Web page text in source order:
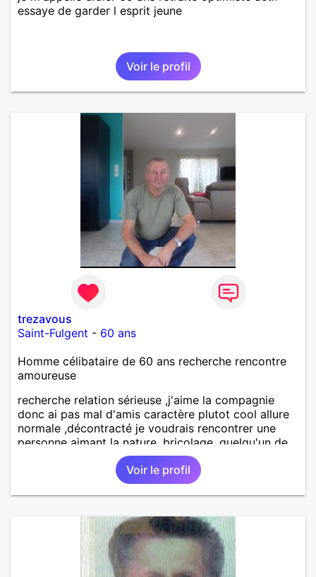
essaye de garder l esprit jeune
Voir le profil
trezavous
Saint-Fulgent - 60 ans
Homme célibataire de 60 ans recherche rencontre
amoureuse
recherche relation sérieuse ,j'aime la compagnie
donc ai pas mal d'amis caractère plutot cool allure
normale ,décontracté je voudrais rencontrer une
personne aimant la nature ,bricolage ,quelqu'un de
simple et naturel à vos claviers mesdames
Voir le profil